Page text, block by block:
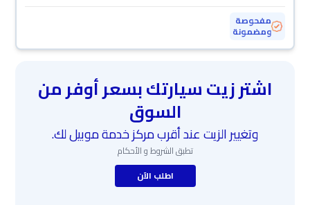
مفحوصة
ومضمونة
اشتر زيت سيارتك بسعر أوفر من
السوق
وتغيير الزيت عند أقرب مركز خدمة موبيل لك.
تطبق الشروط و الأحكام
اطلب الآن